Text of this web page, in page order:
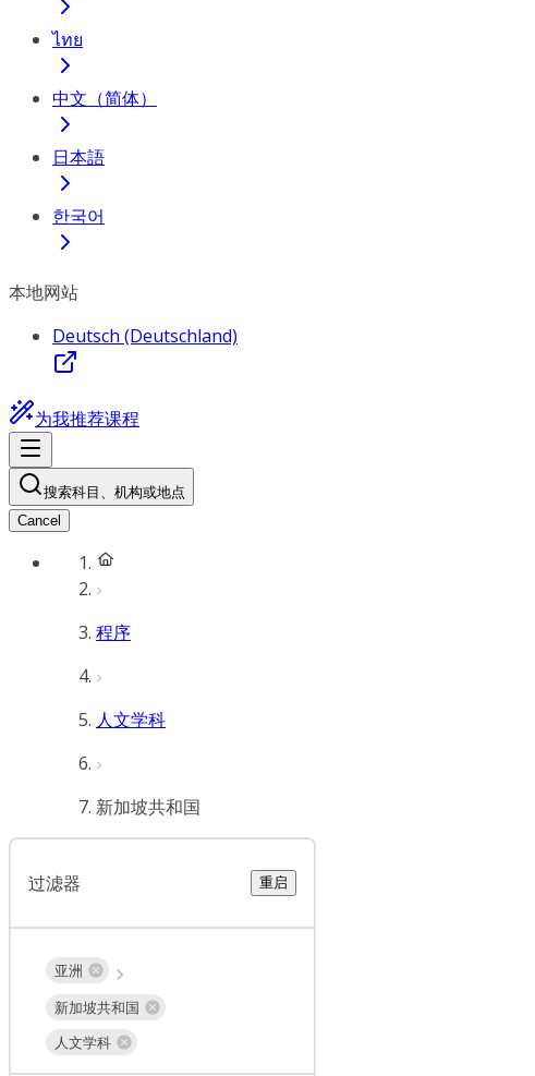
ไทย
中文（简体）
日本語
한국어
本地网站
Deutsch (Deutschland)
为我推荐课程
搜索科目、机构或地点
Cancel
程序
人文学科
新加坡共和国
过滤器 重启
亚洲
新加坡共和国
人文学科